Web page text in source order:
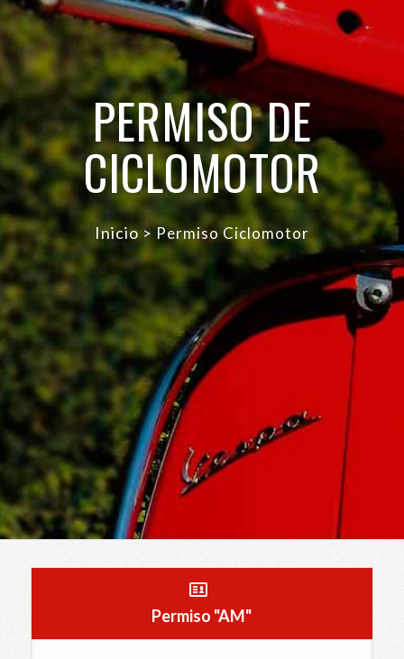
PERMISO DE
CICLOMOTOR
Inicio > Permiso Ciclomotor
Permiso "AM"